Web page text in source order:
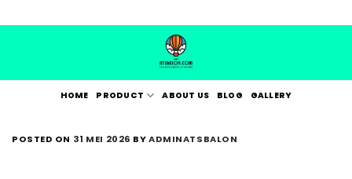
to
HOME PRODUCT ABOUT US BLOG GALLERY
POSTED ON 31 MEI 2026 BYADMINATSBALON